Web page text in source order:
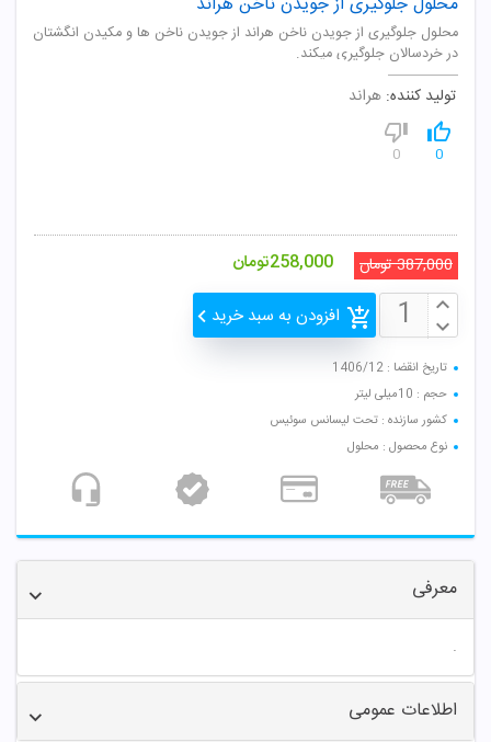
محلول جلوگیری از جویدن ناخن هراند از جویدن ناخن ها و مکیدن انگشتان
در خردسالان جلوگیری میکند.
تولید کننده: هراند
0
0
387,000تومان 258,000تومان
افزودن به سبد خرید
تاریخ انقضا : 1406/12
حجم : 10میلی لیتر
کشور سازنده : تحت لیسانس سوئیس
نوع محصول : محلول
معرفی
.
اطلاعات عمومی